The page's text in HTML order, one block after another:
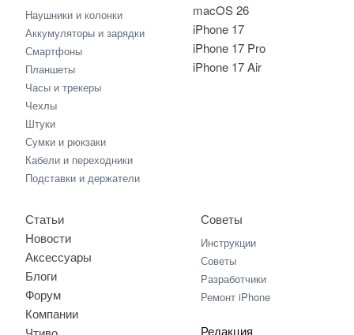
macOS 26
iPhone 17
iPhone 17 Pro
iPhone 17 Air
Наушники и колонки
Аккумуляторы и зарядки
Смартфоны
Планшеты
Часы и трекеры
Чехлы
Штуки
Сумки и рюкзаки
Кабели и переходники
Подставки и держатели
Статьи
Новости
Аксессуары
Блоги
Форум
Компании
Советы
Инструкции
Советы
Разработчики
Ремонт iPhone
Редакция